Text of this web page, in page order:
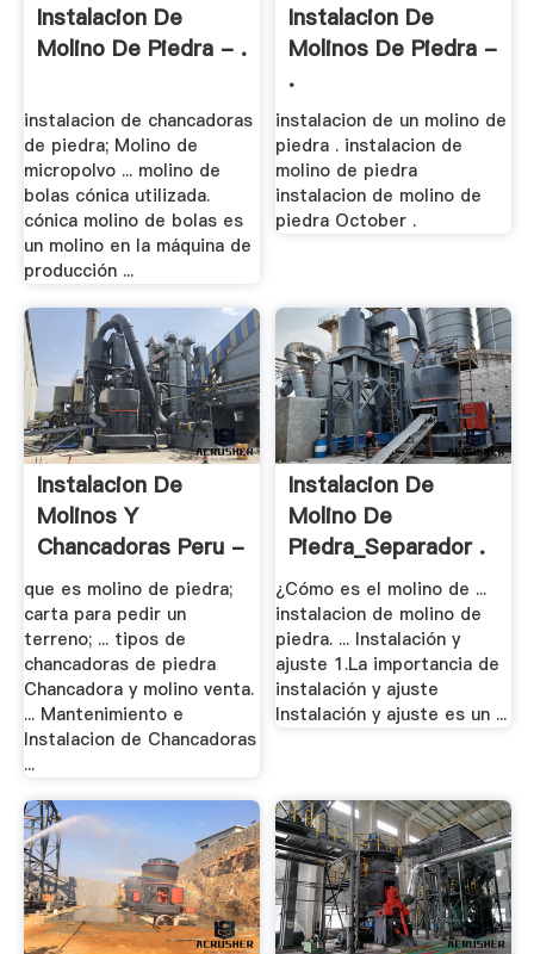
Instalacion De
Molino De Piedra - .
instalacion de chancadoras
de piedra; Molino de
micropolvo ... molino de
bolas cónica utilizada.
cónica molino de bolas es
un molino en la máquina de
producción ...
Instalacion De
Molinos De Piedra -
.
instalacion de un molino de
piedra . instalacion de
molino de piedra
instalacion de molino de
piedra October .
Instalacion De
Molinos Y
Chancadoras Peru -
Water .
que es molino de piedra;
carta para pedir un
terreno; ... tipos de
chancadoras de piedra
Chancadora y molino venta.
... Mantenimiento e
Instalacion de Chancadoras
...
Instalacion De
Molino De
Piedra_Separador .
¿Cómo es el molino de ...
instalacion de molino de
piedra. ... Instalación y
ajuste 1.La importancia de
instalación y ajuste
Instalación y ajuste es un ...